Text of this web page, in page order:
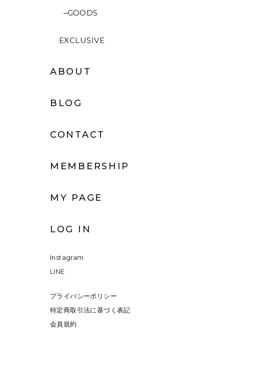
GOODS
EXCLUSIVE
ABOUT
BLOG
CONTACT
MEMBERSHIP
MY PAGE
LOG IN
Instagram
LINE
プライバシーポリシー
特定商取引法に基づく表記
会員規約